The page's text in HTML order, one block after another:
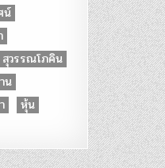
น์
วรรณโภคิน
น
หุ้น